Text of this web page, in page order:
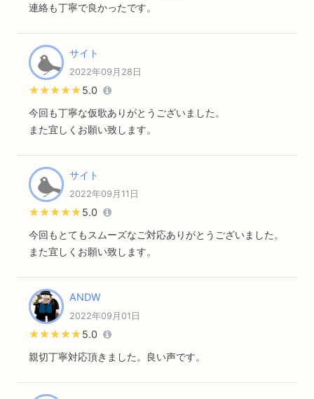
連絡も丁寧で良かったです。
サイト
2022年09月28日
★★★★★
★★★★★ 5.0
今回も丁寧な仮歌ありがとうございました。
また宜しくお願い致します。
サイト
2022年09月11日
★★★★★
★★★★★ 5.0
今回もとてもスムーズなご対応ありがとうございました。
また宜しくお願い致します。
ANDW
2022年09月01日
★★★★★
★★★★★ 5.0
親切丁寧対応頂きました。良い声です。